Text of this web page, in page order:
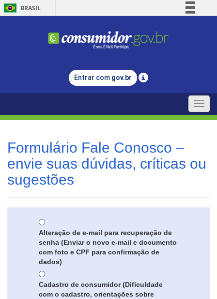
BRASIL
Comunica BR
Legislação
Entrar com gov.br
Toggle
Formulário Fale Conosco –
envie suas dúvidas, críticas ou
sugestões
Alteração de e-mail para recuperação de
senha (Enviar o novo e-mail e documento
com foto e CPF para confirmação de
dados)
Cadastro de consumidor (Dificuldade
com o cadastro, orientações sobre